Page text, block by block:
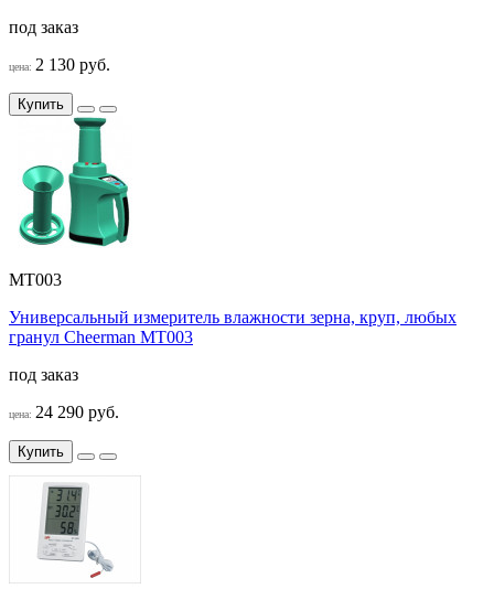
под заказ
цена: 2 130 руб.
Купить
MT003
Универсальный измеритель влажности зерна, круп, любых
гранул Cheerman MT003
под заказ
цена: 24 290 руб.
Купить